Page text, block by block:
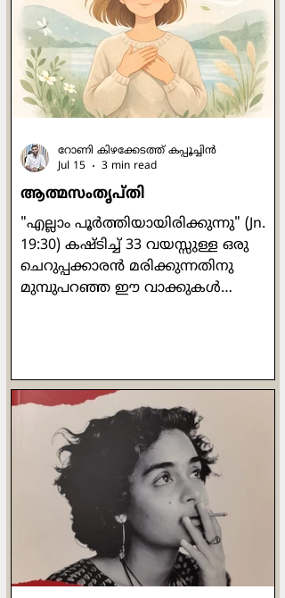
മനോനില(Mood)യെക്കുറിച്ച്
പഠിക്കുന്നു . മനോനില അഥവാ മൂഡ്
എന്നത് നമ്മുടെ വ്യക്തിത്വവുമായി
അഭേദ്യമായി ബന്ധപ്പെട്ടിരിക്കുന്നു
എന്ന് നാം കണ്ടു . നാലു തരം
ആത്മസംതൃപ്തി
"എല്ലാം പൂര്‍ത്തിയായിരിക്കുന്നു" (Jn.
19:30) കഷ്ടിച്ച് 33 വയസ്സുള്ള ഒരു
ചെറുപ്പക്കാരന്‍ മരിക്കുന്നതിനു
മുമ്പുപറഞ്ഞ ഈ വാക്കുകള്‍
ജീവിതത്തിന് സ്വപ്നം കാണാന്‍
കഴിയുന്ന ഉന്നത സ്ഥലമാണ് ആ
വാക്കുകള്‍. എന്തെങ്കിലുമൊക്കെ
ചെയ്തു പൂര്‍ത്തിയാക്കുക,
നേടിയെടുക്കുക, സമ്പാദിക്കുക,
അവശേഷിപ്പിക്കുക എന്നിവയൊക്കെ
മനുഷ്യ സഹജമായ അടിസ്ഥാന
ചോദനയാണ്. മാനുഷികമായി
നോക്കുമ്പോള്‍ എന്താണ് ഈശോ
നേടിയത
റോണി കിഴക്കേടത്ത് കപ്പൂച്ചിന്‍
Jul 15
3 min read